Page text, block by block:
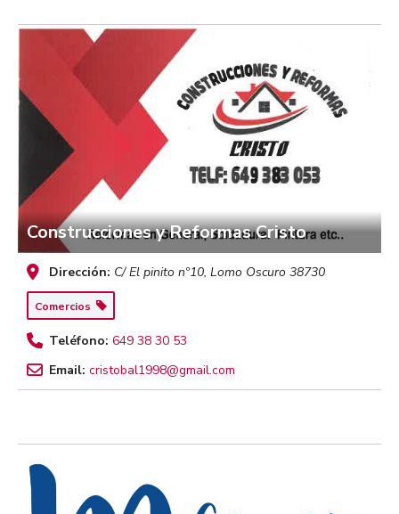
Construcciones y Reformas Cristo
Dirección: C/ El pinito nº10, Lomo Oscuro 38730
Comercios
Teléfono: 649 38 30 53
Email: cristobal1998@gmail.com